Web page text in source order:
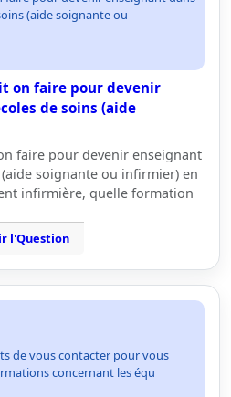
(aide soignante ou
on faire pour devenir
de soins (aide
faire pour devenir enseignant
soignante ou infirmier) en
infirmière, quelle formation
l'Question
de vous contacter pour vous
concernant les équ